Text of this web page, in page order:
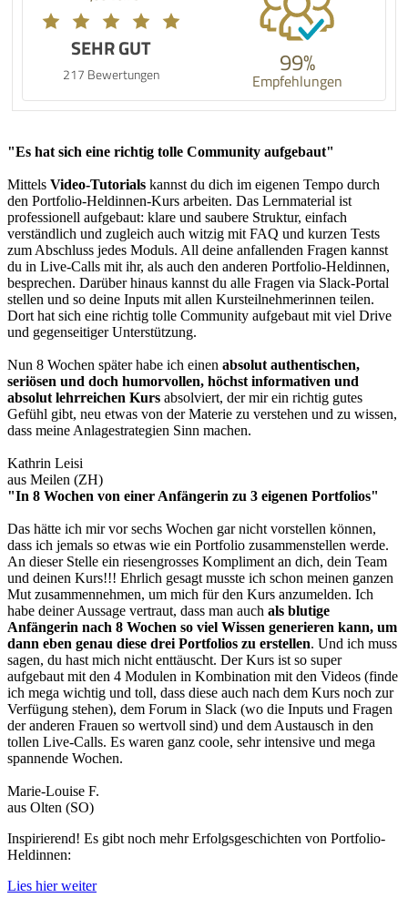
SEHR GUT
217 Bewertungen 99%
Empfehlungen
"Es hat sich eine richtig tolle Community aufgebaut"
Mittels Video-Tutorials kannst du dich im eigenen Tempo durch
den Portfolio-Heldinnen-Kurs arbeiten. Das Lernmaterial ist
professionell aufgebaut: klare und saubere Struktur, einfach
verständlich und zugleich auch witzig mit FAQ und kurzen Tests
zum Abschluss jedes Moduls. All deine anfallenden Fragen kannst
du in Live-Calls mit ihr, als auch den anderen Portfolio-Heldinnen,
besprechen. Darüber hinaus kannst du alle Fragen via Slack-Portal
stellen und so deine Inputs mit allen Kursteilnehmerinnen teilen.
Dort hat sich eine richtig tolle Community aufgebaut mit viel Drive
und gegenseitiger Unterstützung.
Nun 8 Wochen später habe ich einen absolut authentischen,
seriösen und doch humorvollen, höchst informativen und
absolut lehrreichen Kurs absolviert, der mir ein richtig gutes
Gefühl gibt, neu etwas von der Materie zu verstehen und zu wissen,
dass meine Anlagestrategien Sinn machen.
Kathrin Leisi
aus Meilen (ZH)
"In 8 Wochen von einer Anfängerin zu 3 eigenen Portfolios"
Das hätte ich mir vor sechs Wochen gar nicht vorstellen können,
dass ich jemals so etwas wie ein Portfolio zusammenstellen werde.
An dieser Stelle ein riesengrosses Kompliment an dich, dein Team
und deinen Kurs!!! Ehrlich gesagt musste ich schon meinen ganzen
Mut zusammennehmen, um mich für den Kurs anzumelden. Ich
habe deiner Aussage vertraut, dass man auch als blutige
Anfängerin nach 8 Wochen so viel Wissen generieren kann, um
dann eben genau diese drei Portfolios zu erstellen. Und ich muss
sagen, du hast mich nicht enttäuscht. Der Kurs ist so super
aufgebaut mit den 4 Modulen in Kombination mit den Videos (finde
ich mega wichtig und toll, dass diese auch nach dem Kurs noch zur
Verfügung stehen), dem Forum in Slack (wo die Inputs und Fragen
der anderen Frauen so wertvoll sind) und dem Austausch in den
tollen Live-Calls. Es waren ganz coole, sehr intensive und mega
spannende Wochen.
Marie-Louise F.
aus Olten (SO)
Inspirierend! Es gibt noch mehr Erfolgsgeschichten von Portfolio-
Heldinnen:
Lies hier weiter